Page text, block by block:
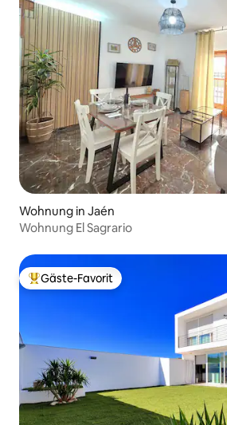
Wohnung in Jaén
Wohnung El Sagrario
Beliebter Gäste-Favorit.
Gäste-Favorit